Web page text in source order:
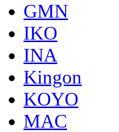
GMN
IKO
INA
Kingon
KOYO
MAC